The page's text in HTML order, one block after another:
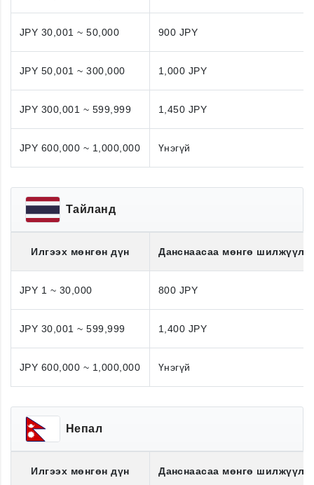
JPY 30,001 ~ 50,000 900 JPY
JPY 50,001 ~ 300,000 1,000 JPY
JPY 300,001 ~ 599,999 1,450 JPY
JPY 600,000 ~ 1,000,000 Үнэгүй
Тайланд
Илгээх мөнгөн дүн Данснаасаа мөнгө
JPY 1 ~ 30,000 800 JPY
JPY 30,001 ~ 599,999 1,400 JPY
JPY 600,000 ~ 1,000,000 Үнэгүй
Непал
Илгээх мөнгөн дүн Данснаасаа мөнгө